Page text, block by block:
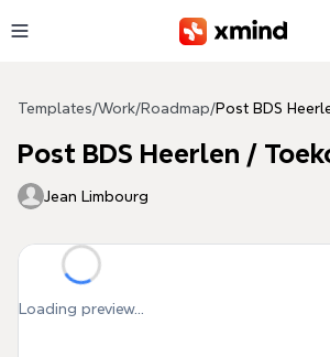
Templates/Work/Roadmap/Post BDS
Post BDS Heerlen /
Jean Limbourg
Loading preview...